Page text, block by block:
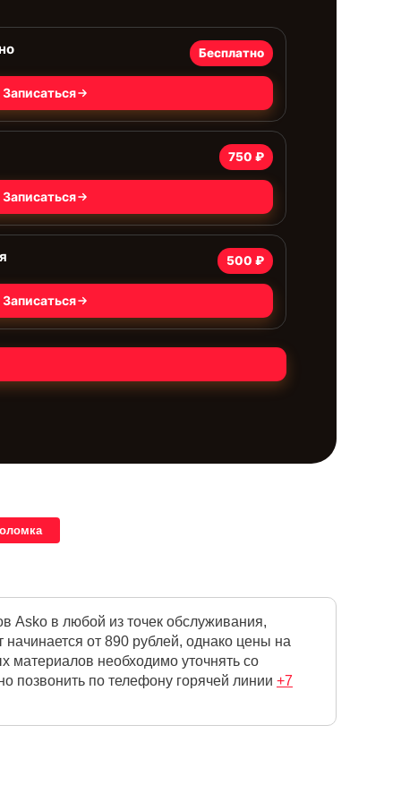
Бесплатно
Записаться
750 ₽
Записаться
500 ₽
Записаться
Asko в любой из точек обслуживания,
от 890 рублей, однако цены на
материалов необходимо уточнять со
позвонить по телефону горячей линии +7